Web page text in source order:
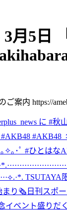
月5日
案内 https://
に #
✧｡･ﾟ #ひとはな
まり🗞日刊スポ
イベント盛りだ